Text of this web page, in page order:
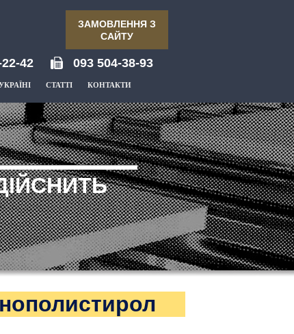
ЗАМОВЛЕННЯ З
САЙТУ
42 093 504-38-93
СТАТТІ КОНТАКТИ